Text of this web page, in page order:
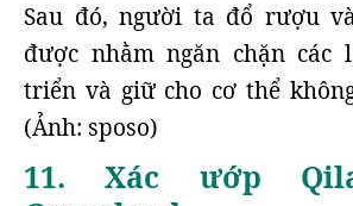
Sau đó, người ta đổ rượu
được nhằm ngăn chặn các
triển và giữ cho cơ thể
(Ảnh: sposo)
11. Xác ướp